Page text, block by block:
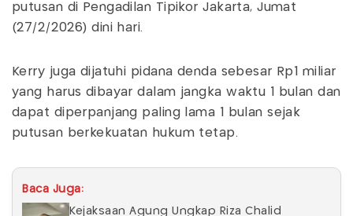
putusan di Pengadilan Tipikor Jakarta, Jumat
(27/2/2026) dini hari.
Kerry juga dijatuhi pidana denda sebesar Rp1 miliar
yang harus dibayar dalam jangka waktu 1 bulan dan
dapat diperpanjang paling lama 1 bulan sejak
putusan berkekuatan hukum tetap.
Baca Juga:
Kejaksaan Agung Ungkap Riza Chalid